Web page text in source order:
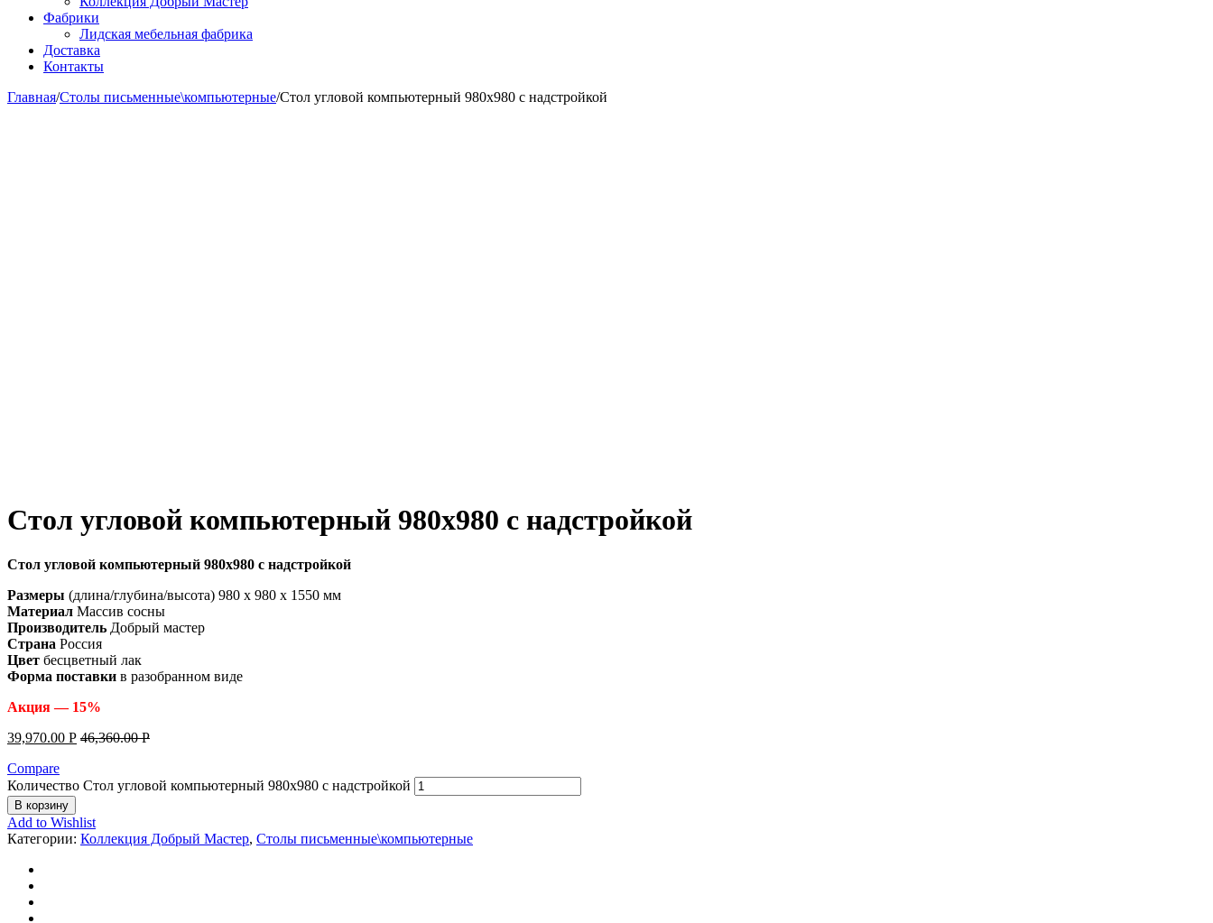
Фабрики
Лидская мебельная фабрика
Доставка
Контакты
Главная/Столы письменные\компьютерные/Стол угловой компьютерный 980х980 с надстройкой
Стол угловой компьютерный 980х980 с надстройкой
Стол угловой компьютерный 980х980 с надстройкой
Размеры (длина/глубина/высота) 980 x 980 x 1550 мм
Материал Массив сосны
Производитель Добрый мастер
Страна Россия
Цвет бесцветный лак
Форма поставки в разобранном виде
Акция — 15%
39,970.00 Р 46,360.00Р
Compare
Количество Стол угловой компьютерный 980х980 с надстройкой
В корзину
Add to Wishlist
Категории: Коллекция Добрый Мастер, Столы письменные\компьютерные